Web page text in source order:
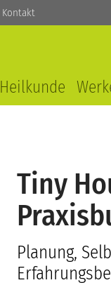
Kontakt
Heilkunde
Tiny
Planung,